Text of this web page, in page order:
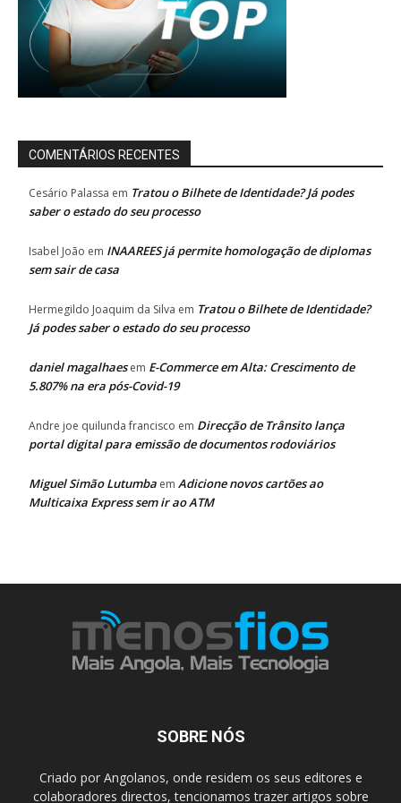
COMENTÁRIOS RECENTES
Cesário Palassa em Tratou o Bilhete de Identidade? Já podes
saber o estado do seu processo
Isabel João em INAAREES já permite homologação de diplomas
sem sair de casa
Hermegildo Joaquim da Silva em Tratou o Bilhete de Identidade?
Já podes saber o estado do seu processo
daniel magalhaesem E-Commerce em Alta: Crescimento de
5.807% na era pós-Covid-19
Andre joe quilunda francisco em Direcção de Trânsito lança
portal digital para emissão de documentos rodoviários
Miguel Simão Lutumba em Adicione novos cartões ao
Multicaixa Express sem ir ao ATM
SOBRE NÓS
Criado por Angolanos, onde residem os seus editores e
colaboradores directos, tencionamos trazer artigos sobre